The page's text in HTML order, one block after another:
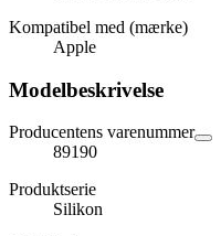
Kompatibel med (mærke)
Apple
Modelbeskrivelse
Producentens varenummer
89190
Produktserie
Silikon